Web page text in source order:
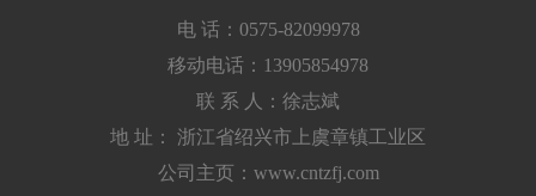
电 话：0575-82099978
移动电话：13905854978
联 系 人：徐志斌
地 址： 浙江省绍兴市上虞章镇工业区
公司主页：www.cntzfj.com